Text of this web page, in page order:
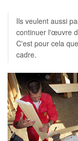
Ils veulent aussi
continuer l'œuvre
C'est pour cela
cadre.